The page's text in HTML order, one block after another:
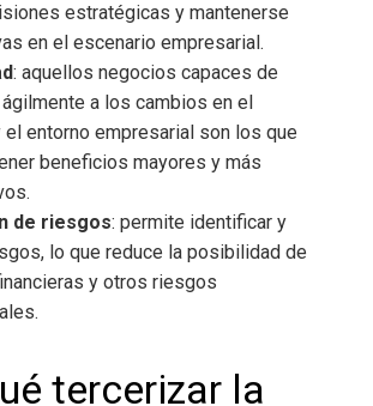
estratégicas y mantenerse
en el escenario empresarial.
: aquellos negocios capaces de
a los cambios en el
el entorno empresarial son los que
beneficios mayores y más
de riesgos: permite identificar y
lo que reduce la posibilidad de
y otros riesgos
tercerizar la